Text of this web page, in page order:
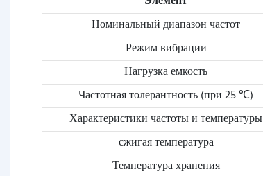
Номинальный диапазон частот
Режим вибрации
Нагрузка емкость
Частотная толерантность (при 25 ℃)
Характеристики частоты и температуры
сжигая температура
Температура хранения